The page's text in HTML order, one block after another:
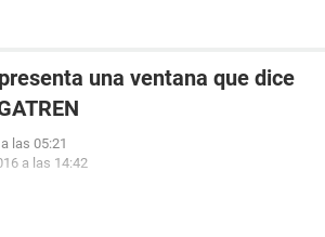
una ventana que dice
las 05:21
a las 14:42